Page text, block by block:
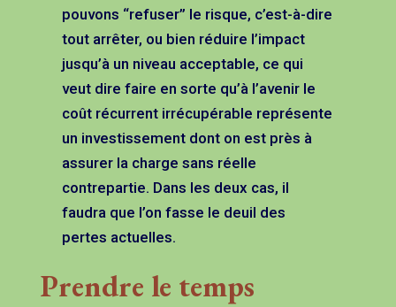
pouvons “refuser” le risque, c’est-à-dire
tout arrêter, ou bien réduire l’impact
jusqu’à un niveau acceptable, ce qui
veut dire faire en sorte qu’à l’avenir le
coût récurrent irrécupérable représente
un investissement dont on est près à
assurer la charge sans réelle
contrepartie. Dans les deux cas, il
faudra que l’on fasse le deuil des
pertes actuelles.
Prendre le temps